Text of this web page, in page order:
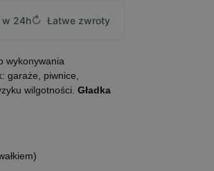
w 24h↻ Łatwe zwroty
wykonywania
garaże, piwnice,
wilgotności. Gładka